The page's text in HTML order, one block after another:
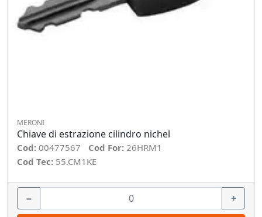
MERONI
Chiave di estrazione cilindro nichel
Cod: 00477567 Cod For: 26HRM1
Cod Tec: 55.CM1KE
− +